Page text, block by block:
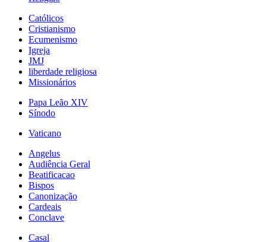
Católicos
Cristianismo
Ecumenismo
Igreja
JMJ
liberdade religiosa
Missionários
Papa Leão XIV
Sínodo
Vaticano
Angelus
Audiência Geral
Beatificacao
Bispos
Canonização
Cardeais
Conclave
Casal